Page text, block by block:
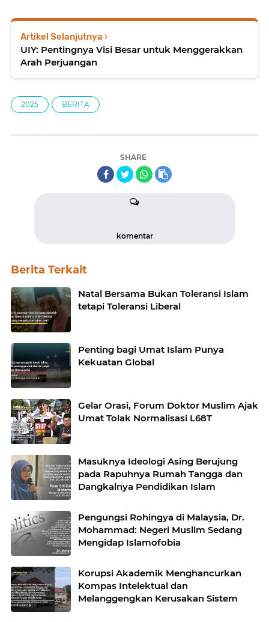
Artikel Selanjutnya
UIY: Pentingnya Visi Besar untuk Menggerakkan
Arah Perjuangan
2025 BERITA
SHARE
komentar
Berita Terkait
Natal Bersama Bukan Toleransi Islam
tetapi Toleransi Liberal
Penting bagi Umat Islam Punya
Kekuatan Global
Gelar Orasi, Forum Doktor Muslim Ajak
Umat Tolak Normalisasi L68T
Masuknya Ideologi Asing Berujung
pada Rapuhnya Rumah Tangga dan
Dangkalnya Pendidikan Islam
Pengungsi Rohingya di Malaysia, Dr.
Mohammad: Negeri Muslim Sedang
Mengidap Islamofobia
Korupsi Akademik Menghancurkan
Kompas Intelektual dan
Melanggengkan Kerusakan Sistem